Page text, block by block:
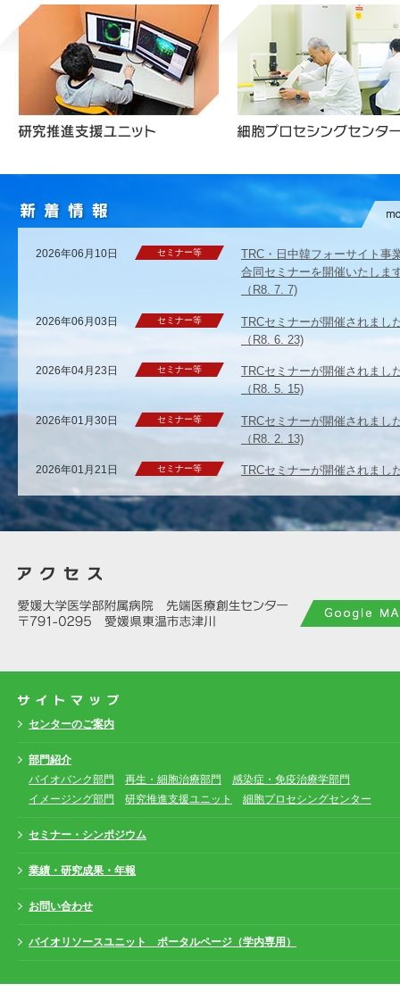
2026年06月10日 セミナー等
TRC・日中韓フォーサイト事
合同セミナーを開催いたしま
（R8. 7. 7)
2026年06月03日 セミナー等
TRCセミナーが開催されまし
（R8. 6. 23)
2026年04月23日 セミナー等
TRCセミナーが開催されまし
（R8. 5. 15)
2026年01月30日 セミナー等
TRCセミナーが開催されまし
（R8. 2. 13)
2026年01月21日 セミナー等
TRCセミナーが開催されまし
2025年12月09日
TRCセミナーが開催されまし
2025年10月31日
2025年09月22日 セミナー等
令和7年度 EPU先端医療セミ
TRCセミナーが開催されまし
2025年08月12日
センターのご案内
部門紹介
バイオバンク部門
再生・細胞治療部門
感染症・免疫治療学部門
イメージング部門
研究推進支援ユニット 細胞プロセシングセンター
セミナー・シンポジウム
業績・研究成果・年報
お問い合わせ
バイオリソースユニット ポータルページ（学内専用）